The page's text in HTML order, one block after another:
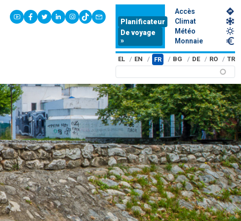
youtubefacebook
twitterlinkedininstagram
tiktokcontact
Planificateur
De voyage
»
Accès
Climat
Météo
Monnaie
EL EN FR BG DE RO TR